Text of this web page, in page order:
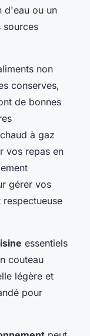
d'eau ou un
non
conserves,
de bonnes
à gaz
vos repas en
gérer vos
essentiels
couteau
légère et
pour